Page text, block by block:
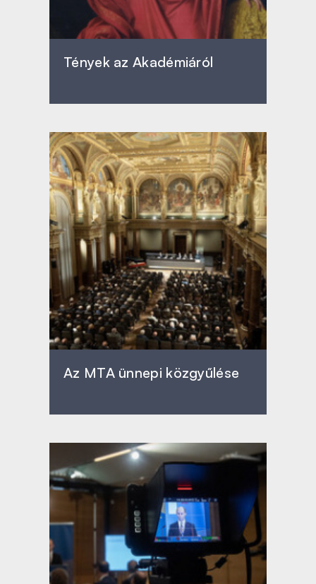
Tények az Akadémiáról
Az MTA ünnepi közgyűlése